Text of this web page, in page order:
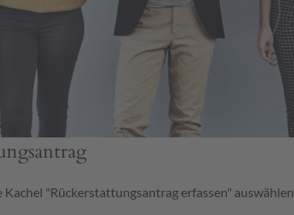
"Rückerstattungsantrag erfassen" auswählen.